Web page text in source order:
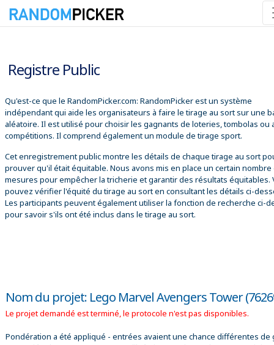
Registre Public
Qu'est-ce que le RandomPicker.com: RandomPicker est un système
indépendant qui aide les organisateurs à faire le tirage au sort sur une
aléatoire. Il est utilisé pour choisir les gagnants de loteries, tombolas ou
compétitions. Il comprend également un module de tirage sport.
Cet enregistrement public montre les détails de chaque tirage au sort
prouver qu'il était équitable. Nous avons mis en place un certain nombre
mesures pour empêcher la tricherie et garantir des résultats équitables.
pouvez vérifier l'équité du tirage au sort en consultant les détails ci-
Les participants peuvent également utiliser la fonction de recherche ci-
pour savoir s'ils ont été inclus dans le tirage au sort.
Nom du projet: Lego Marvel Avengers Tower
Le projet demandé est terminé, le protocole n'est pas disponibles.
Pondération a été appliqué - entrées avaient une chance différentes de